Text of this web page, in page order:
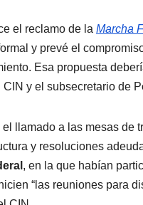
el reclamo de la Marcha
y prevé el
Esa propuesta
y el subsecretario de
llamado a las mesas
y resoluciones
, en la que habían
“las reuniones para